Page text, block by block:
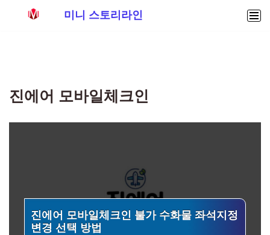
건
너
뛰
미니 스토리라인
진에어 모바일체크인
진에어 모바일체크인 불가 수화물 좌석지정
변경 선택 방법